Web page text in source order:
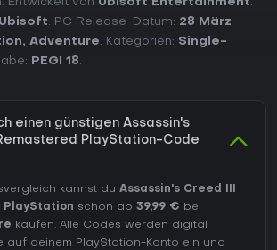
Ubisoft. PC Release-Datum: 28 März
, Adventure. Kategorien: Single-
PEGI 18.
einen günstigen Assassin's
PlayStation-Code
kannst du Assassin's Creed III
PlayStation schon ab 39,99 € bei
kaufen. Alle Codes werden digital
auf deinem PlayStation-Konto ein und